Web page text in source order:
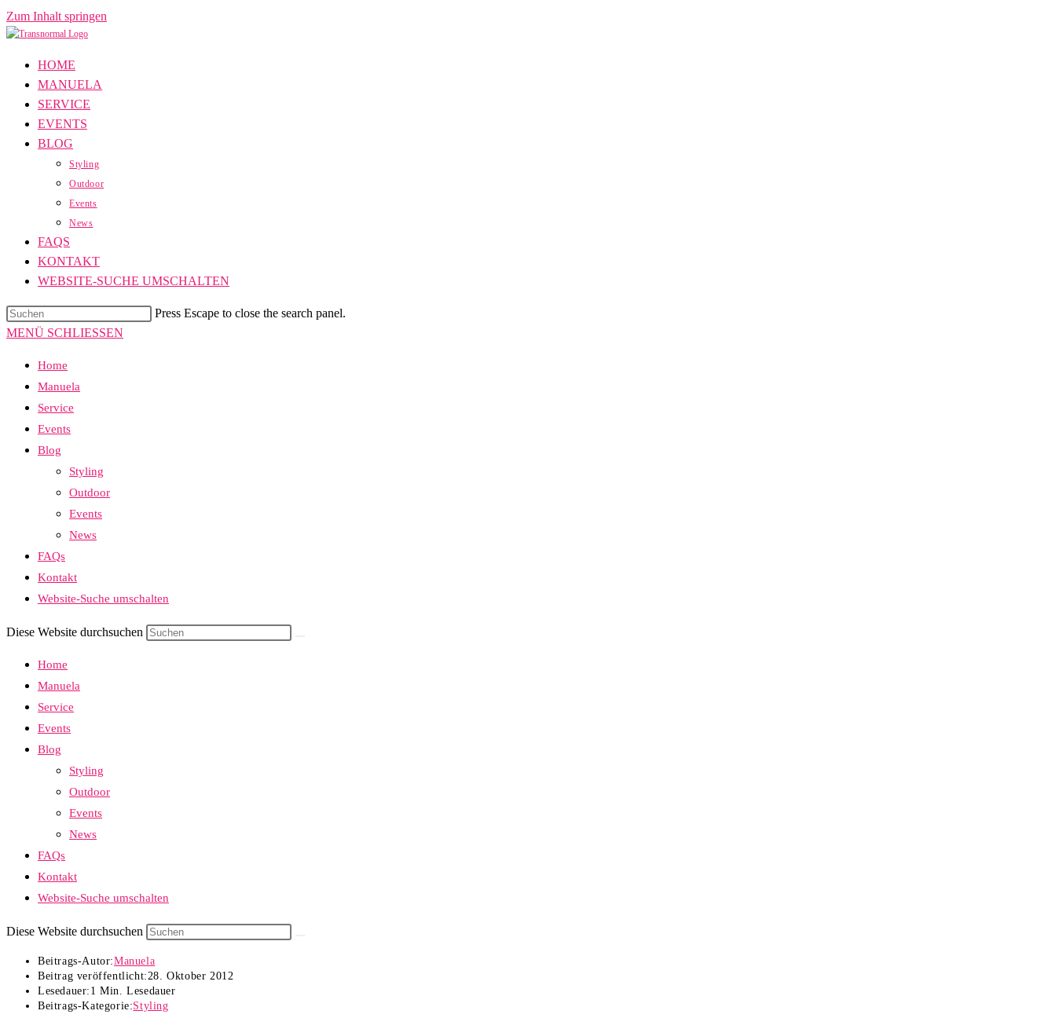
Zum Inhalt springen
HOME
MANUELA
SERVICE
EVENTS
BLOG
Styling
Outdoor
Events
News
FAQS
KONTAKT
WEBSITE-SUCHE UMSCHALTEN
Press Escape to close the search panel.
MENÜ SCHLIESSEN
Home
Manuela
Service
Events
Blog
Styling
Outdoor
Events
News
FAQs
Kontakt
Website-Suche umschalten
Diese Website durchsuchen
Home
Manuela
Service
Events
Blog
Styling
Outdoor
Events
News
FAQs
Kontakt
Website-Suche umschalten
Diese Website durchsuchen
Beitrags-Autor:Manuela
Beitrag veröffentlicht:28. Oktober 2012
Lesedauer: 1 Min. Lesedauer
Beitrags-Kategorie:Styling